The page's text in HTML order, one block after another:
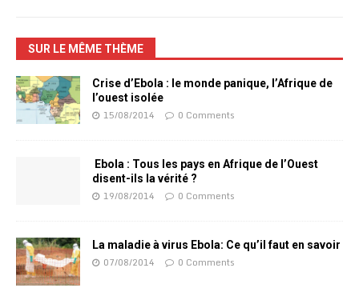
SUR LE MÊME THÈME
Crise d’Ebola : le monde panique, l’Afrique de
l’ouest isolée
15/08/2014 0 Comments
Ebola : Tous les pays en Afrique de l’Ouest
disent-ils la vérité ?
19/08/2014 0 Comments
La maladie à virus Ebola: Ce qu’il faut en savoir
07/08/2014 0 Comments